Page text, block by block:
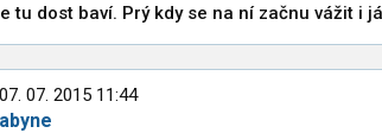
tu dost baví. Prý kdy se na ní začnu vážit i
07. 07. 2015 11:44
abyne